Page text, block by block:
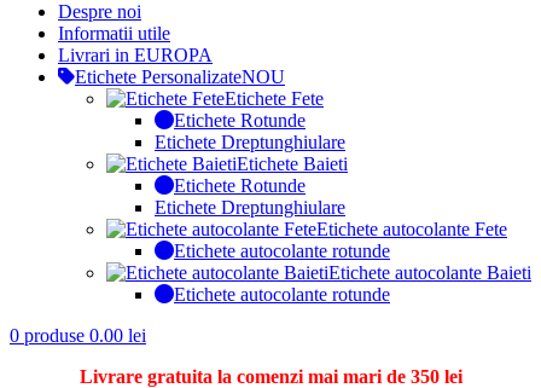
Despre noi
Informatii utile
Livrari in EUROPA
Etichete PersonalizateNOU
Etichete Fete
Etichete Rotunde
Etichete Dreptunghiulare
Etichete Baieti
Etichete Rotunde
Etichete Dreptunghiulare
Etichete autocolante Fete
Etichete autocolante rotunde
Etichete autocolante Baieti
Etichete autocolante rotunde
0 produse 0.00 lei
Livrare gratuita la comenzi mai mari de 350 lei